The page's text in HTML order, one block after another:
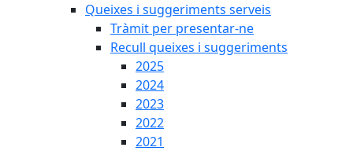
Queixes i suggeriments serveis
Tràmit per presentar-ne
Recull queixes i suggeriments
2025
2024
2023
2022
2021